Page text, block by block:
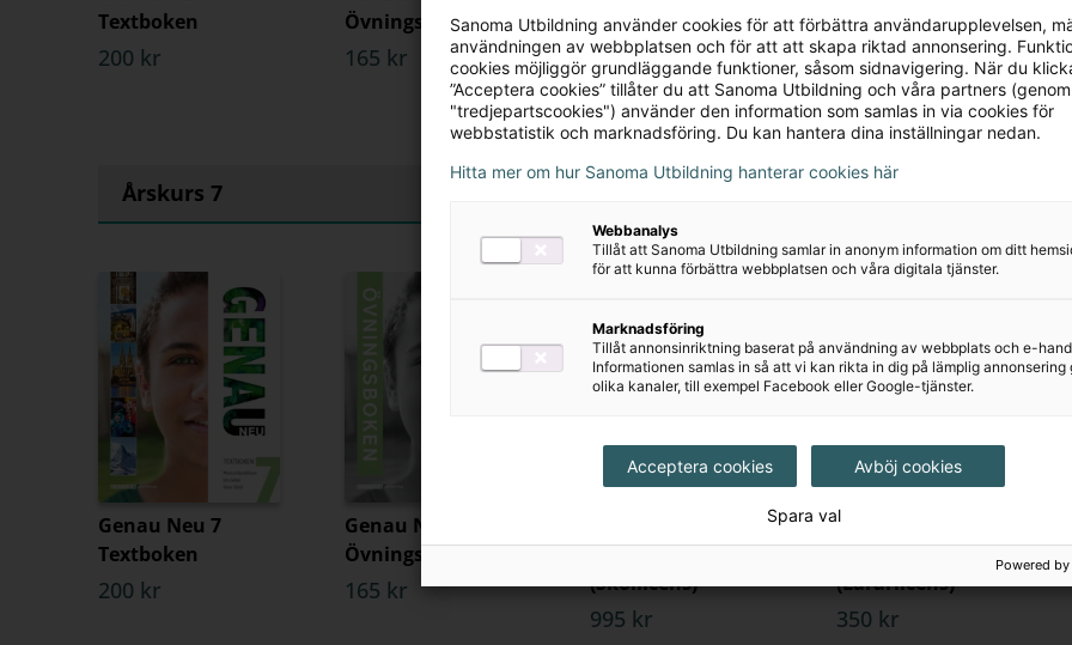
Textboken
200 kr
Övningsboken
165 kr
90 kr
Lärarstöd+
(Skollicens)
995 kr
Årskurs 7
Genau Neu 7
Textboken
200 kr
Genau Neu 7
Övningsboken
165 kr
Lärarstöd+
(Skollicens)
995 kr
Genau Neu 7
Lärarstöd+
(Lärarlicens)
350 kr
Sanoma Utbildning använder cookies för att förbättra användarupplevelsen,
användningen av webbplatsen och för att att skapa riktad annonsering.
cookies möjliggör grundläggande funktioner, såsom sidnavigering. När du
”Acceptera cookies” tillåter du att Sanoma Utbildning och våra partners
"tredjepartscookies") använder den information som samlas in via cookies för
webbstatistik och marknadsföring. Du kan hantera dina inställningar nedan.
Hitta mer om hur Sanoma Utbildning hanterar cookies här
Webbanalys
Tillåt att Sanoma Utbildning samlar in anonym information om ditt
för att kunna förbättra webbplatsen och våra digitala tjänster.
Marknadsföring
Tillåt annonsinriktning baserat på användning av webbplats och e-
Informationen samlas in så att vi kan rikta in dig på lämplig annonsering
olika kanaler, till exempel Facebook eller Google-tjänster.
Acceptera cookies Avböj cookies
Spara val
Powered by